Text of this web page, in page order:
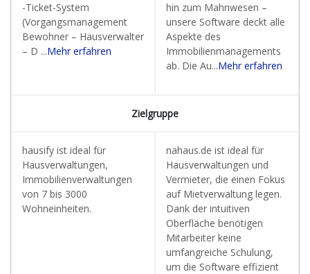
-Ticket-System
(Vorgangsmanagement
Bewohner – Hausverwalter
– D ...Mehr erfahren
hin zum Mahnwesen –
unsere Software deckt alle
Aspekte des
Immobilienmanagements
ab. Die Au...Mehr erfahren
Zielgruppe
hausify ist ideal für
Hausverwaltungen,
Immobilienverwaltungen
von 7 bis 3000
Wohneinheiten.
nahaus.de ist ideal für
Hausverwaltungen und
Vermieter, die einen Fokus
auf Mietverwaltung legen.
Dank der intuitiven
Oberfläche benötigen
Mitarbeiter keine
umfangreiche Schulung,
um die Software effizient